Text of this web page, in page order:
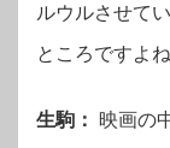
ルウルさせて
ところですよね
生駒：
映画の